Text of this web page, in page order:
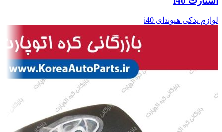
لوازم یدکی هیوندای i40